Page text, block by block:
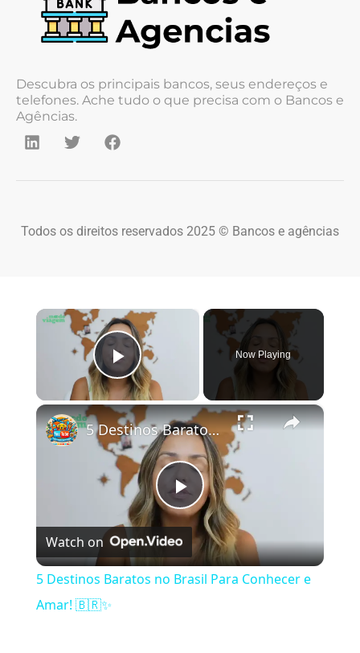
Descubra os principais bancos, seus endereços e
telefones. Ache tudo o que precisa com o Bancos e
Agências.
Todos os direitos reservados 2025 © Bancos e agências
×
Play Video
Now Playing
×
Play Video
5 Destinos Baratos no Brasil Para Conhecer e Amar! 🇧🇷✨
Watch on
5 Destinos Baratos no Brasil Para Conhecer e
Amar! 🇧🇷✨